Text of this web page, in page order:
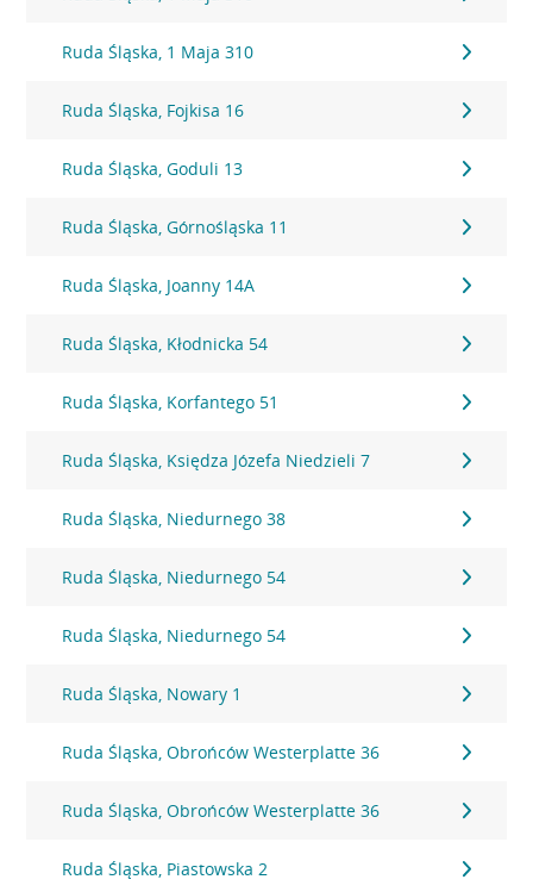
Ruda Śląska, 1 Maja 310
Ruda Śląska, Fojkisa 16
Ruda Śląska, Goduli 13
Ruda Śląska, Górnośląska 11
Ruda Śląska, Joanny 14A
Ruda Śląska, Kłodnicka 54
Ruda Śląska, Korfantego 51
Ruda Śląska, Księdza Józefa Niedzieli 7
Ruda Śląska, Niedurnego 38
Ruda Śląska, Niedurnego 54
Ruda Śląska, Niedurnego 54
Ruda Śląska, Nowary 1
Ruda Śląska, Obrońców Westerplatte 36
Ruda Śląska, Obrońców Westerplatte 36
Ruda Śląska, Piastowska 2